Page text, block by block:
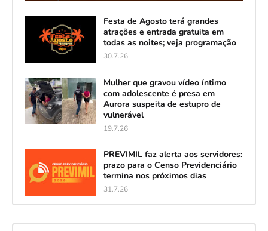
Festa de Agosto terá grandes
atrações e entrada gratuita em
todas as noites; veja programação
30.7.26
Mulher que gravou vídeo íntimo
com adolescente é presa em
Aurora suspeita de estupro de
vulnerável
19.7.26
PREVIMIL faz alerta aos servidores:
prazo para o Censo Previdenciário
termina nos próximos dias
31.7.26